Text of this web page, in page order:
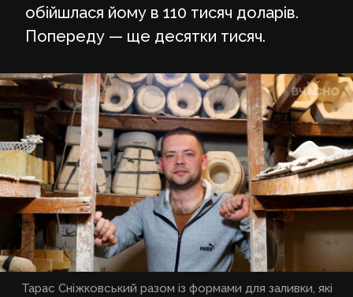
обійшлася йому в 110 тисяч доларів.
Попереду — ще десятки тисяч.
Тарас Сніжковський разом із формами для заливки, які